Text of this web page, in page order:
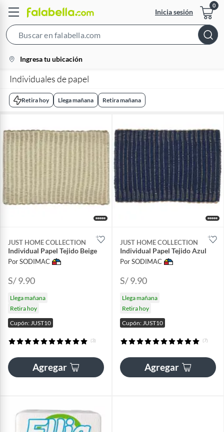
Inicia sesión
Bar
location-
icon
Ingresa tu ubicación
Individuales de papel
Retira hoy Llega mañana Retira mañana
JUST HOME COLLECTION
Individual Papel Tejido Beige
Por SODIMAC
S/ 9.90
Llega mañana
Retira hoy
Cupón: JUST10
(3)
Agregar
JUST HOME COLLECTION
Individual Papel Tejido Azul
Por SODIMAC
S/ 9.90
Llega mañana
Retira hoy
Cupón: JUST10
(7)
Agregar